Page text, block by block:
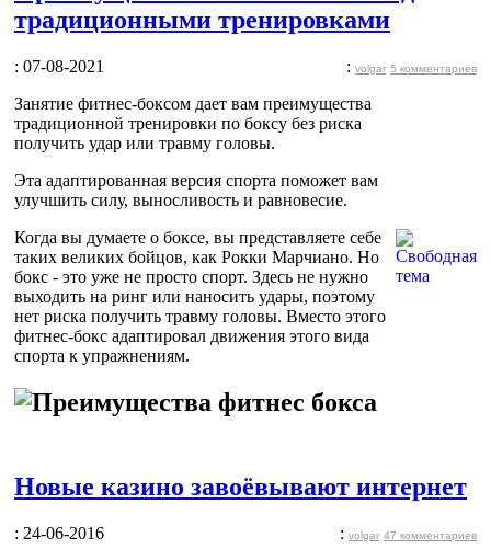
традиционными тренировками
: 07-08-2021 : volgar 5 комментариев
Занятие фитнес-боксом дает вам преимущества
традиционной тренировки по боксу без риска
получить удар или травму головы.
Эта адаптированная версия спорта поможет вам
улучшить силу, выносливость и равновесие.
Когда вы думаете о боксе, вы представляете себе
таких великих бойцов, как Рокки Марчиано. Но
бокс - это уже не просто спорт. Здесь не нужно
выходить на ринг или наносить удары, поэтому
нет риска получить травму головы. Вместо этого
фитнес-бокс адаптировал движения этого вида
спорта к упражнениям.
Новые казино завоёвывают интернет
: 24-06-2016 : volgar 47 комментариев